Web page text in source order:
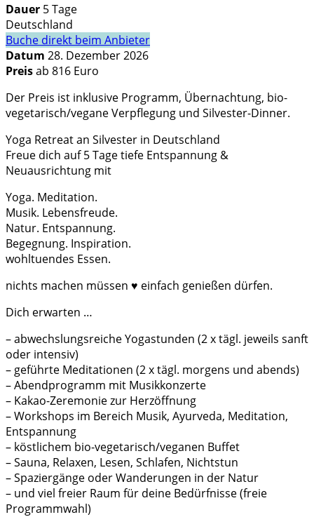
Dauer 5 Tage
Deutschland
Buche direkt beim Anbieter
Datum 28. Dezember 2026
Preisab 816 Euro
Der Preis ist inklusive Programm, Übernachtung, bio-
vegetarisch/vegane Verpflegung und Silvester-Dinner.
Yoga Retreat an Silvester in Deutschland
Freue dich auf 5 Tage tiefe Entspannung &
Neuausrichtung mit
Yoga. Meditation.
Musik. Lebensfreude.
Natur. Entspannung.
Begegnung. Inspiration.
wohltuendes Essen.
nichts machen müssen ♥ einfach genießen dürfen.
Dich erwarten …
– abwechslungsreiche Yogastunden (2 x tägl. jeweils sanft
oder intensiv)
– geführte Meditationen (2 x tägl. morgens und abends)
– Abendprogramm mit Musikkonzerte
– Kakao-Zeremonie zur Herzöffnung
– Workshops im Bereich Musik, Ayurveda, Meditation,
Entspannung
– köstlichem bio-vegetarisch/veganen Buffet
– Sauna, Relaxen, Lesen, Schlafen, Nichtstun
– Spaziergänge oder Wanderungen in der Natur
– und viel freier Raum für deine Bedürfnisse (freie
Programmwahl)